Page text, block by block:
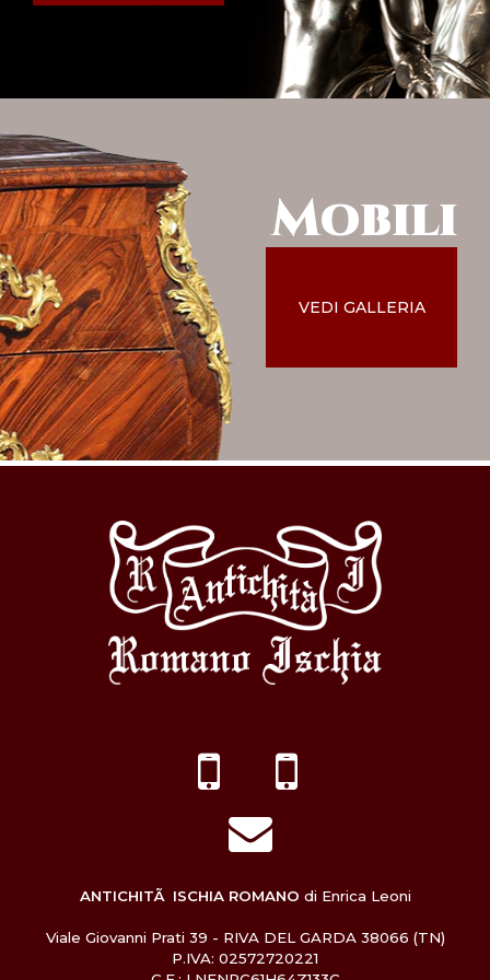
Mobili
VEDI GALLERIA
ANTICHITÃ ISCHIA ROMANO di Enrica Leoni
Viale Giovanni Prati 39 - RIVA DEL GARDA 38066 (TN)
P.IVA: 02572720221